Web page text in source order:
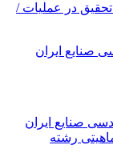
در عملیات /
صنایع ایران
صنایع ایران
رشته